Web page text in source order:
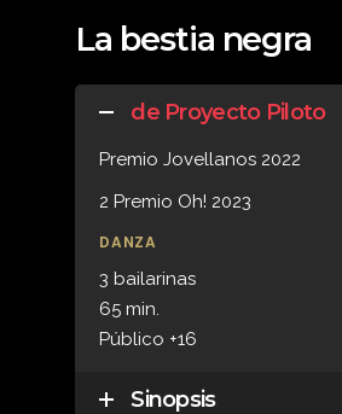
La bestia negra
de Proyecto Piloto
Premio Jovellanos 2022
2 Premio Oh! 2023
DANZA
3 bailarinas
65 min.
Público +16
Sinopsis